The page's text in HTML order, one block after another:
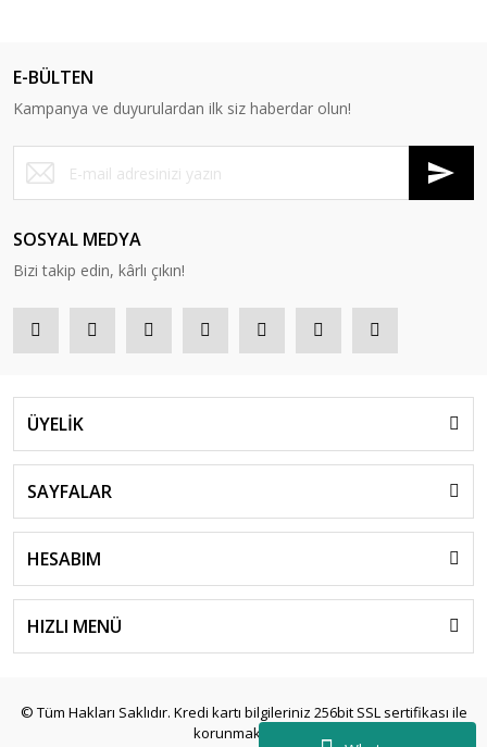
E-BÜLTEN
Kampanya ve duyurulardan ilk siz haberdar olun!
SOSYAL MEDYA
Bizi takip edin, kârlı çıkın!
ÜYELİK
SAYFALAR
HESABIM
HIZLI MENÜ
© Tüm Hakları Saklıdır. Kredi kartı bilgileriniz 256bit SSL sertifikası ile
korunmaktadır.